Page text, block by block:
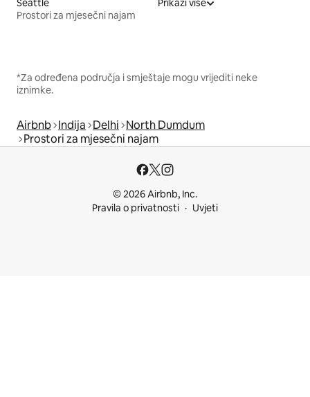
Seattle
Prostori za mjesečni najam
Prikaži više
*Za određena područja i smještaje mogu vrijediti neke
iznimke.
Airbnb Indija Delhi North Dumdum
Prostori za mjesečni najam
© 2026 Airbnb, Inc.
Pravila o privatnosti
Uvjeti